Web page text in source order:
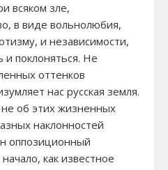
всяком зле,
в виде вольнолюбия,
и независимости,
и поклоняться. Не
оттенков
нас русская земля.
об этих жизненных
наклонностей
оппозиционный
как известное